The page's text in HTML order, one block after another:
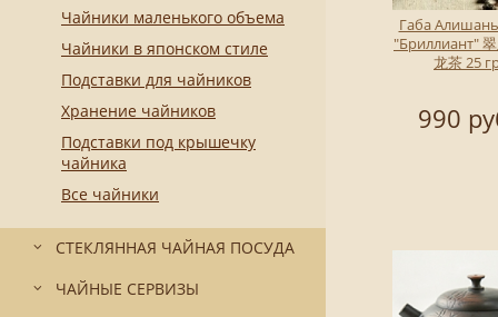
Чайники маленького объема
Чайники в японском стиле
Подставки для чайников
Хранение чайников
Подставки под крышечку
чайника
Все чайники
СТЕКЛЯННАЯ ЧАЙНАЯ ПОСУДА
ЧАЙНЫЕ СЕРВИЗЫ
Габа
"Бриллиант"
龙茶 25
990